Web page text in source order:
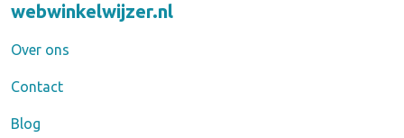
webwinkelwijzer.nl
Over ons
Contact
Blog